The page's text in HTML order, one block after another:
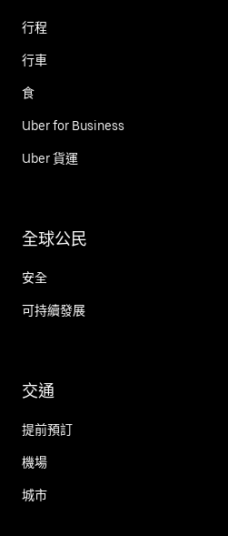
行程
行車
食
Uber for Business
Uber 貨運
全球公民
安全
可持續發展
交通
提前預訂
機場
城市